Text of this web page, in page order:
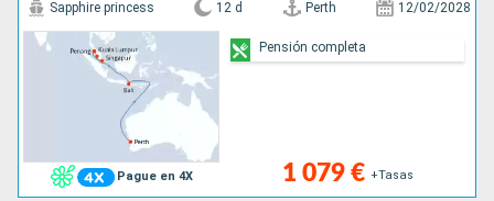
Pague en 4X
Sapphire princess 12 d Perth 12/02/2028
1 079 € +Tasas
Pensión completa